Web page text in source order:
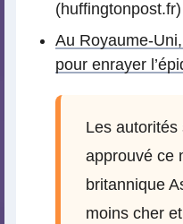
(huffingtonpost.fr)
Au Royaume-
pour enrayer
Les
approuvé ce
britannique
moins cher